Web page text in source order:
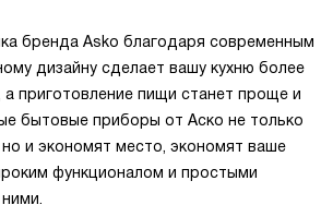
бренда Asko благодаря современным
дизайну сделает вашу кухню более
а приготовление пищи станет проще и
бытовые приборы от Аско не только
и экономят место, экономят ваше
функционалом и простыми